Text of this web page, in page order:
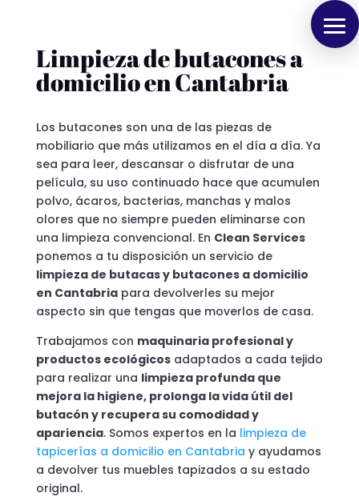
Limpieza de butacones a
domicilio en Cantabria
Los butacones son una de las piezas de
mobiliario que más utilizamos en el día a día. Ya
sea para leer, descansar o disfrutar de una
película, su uso continuado hace que acumulen
polvo, ácaros, bacterias, manchas y malos
olores que no siempre pueden eliminarse con
una limpieza convencional. En Clean Services
ponemos a tu disposición un servicio de
limpieza de butacas y butacones a domicilio
en Cantabriapara devolverles su mejor
aspecto sin que tengas que moverlos de casa.
Trabajamos con maquinaria profesional y
productos ecológicosadaptados a cada tejido
para realizar una limpieza profunda que
mejora la higiene, prolonga la vida útil del
butacón y recupera su comodidad y
apariencia. Somos expertos en la limpieza de
tapicerías a domicilio en Cantabria y ayudamos
a devolver tus muebles tapizados a su estado
original.